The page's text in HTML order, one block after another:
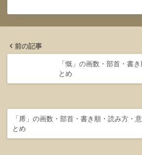
前の記事
「慨」の画数・部首・書
とめ
「乕」の画数・部首・書き順・読み方・
とめ